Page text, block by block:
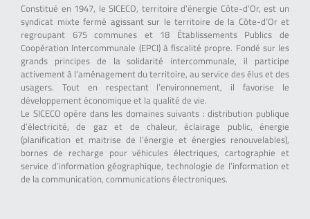
Constitué en 1947, le SICECO, territoire d’énergie Côte-d’Or, est un
syndicat mixte fermé agissant sur le territoire de la Côte-d’Or et
regroupant 675 communes et 18 Établissements Publics de
Coopération Intercommunale (EPCI) à fiscalité propre. Fondé sur les
grands principes de la solidarité intercommunale, il participe
activement à l’aménagement du territoire, au service des élus et des
usagers. Tout en respectant l’environnement, il favorise le
développement économique et la qualité de vie.
Le SICECO opère dans les domaines suivants : distribution publique
d’électricité, de gaz et de chaleur, éclairage public, énergie
(planification et maitrise de l’énergie et énergies renouvelables),
bornes de recharge pour véhicules électriques, cartographie et
service d’information géographique, technologie de l’information et
de la communication, communications électroniques.